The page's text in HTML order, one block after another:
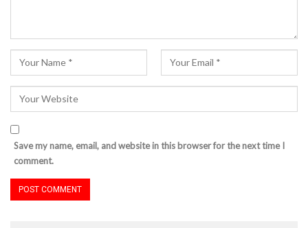
Save my name, email, and website in this browser for the next time I
comment.